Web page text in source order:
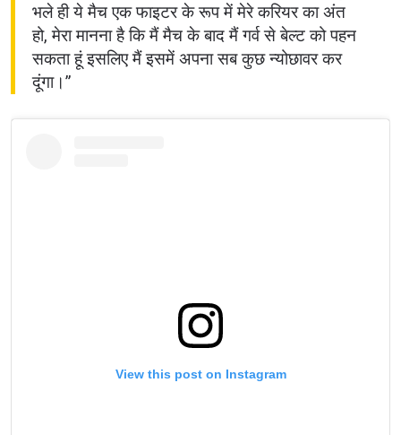
भले ही ये मैच एक फाइटर के रूप में मेरे करियर का अंत
हो, मेरा मानना ​​है कि मैं मैच के बाद मैं गर्व से बेल्ट को पहन
सकता हूं इसलिए मैं इसमें अपना सब कुछ न्योछावर कर
दूंगा।”
View this post on Instagram